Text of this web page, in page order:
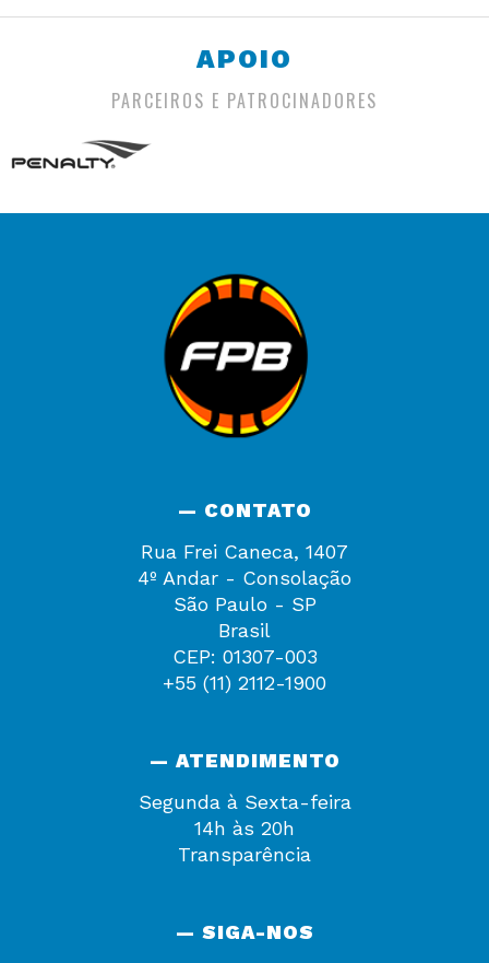
APOIO
PARCEIROS E PATROCINADORES
— CONTATO
Rua Frei Caneca, 1407
4º Andar - Consolação
São Paulo - SP
Brasil
CEP: 01307-003
+55 (11) 2112-1900
— ATENDIMENTO
Segunda à Sexta-feira
14h às 20h
Transparência
— SIGA-NOS